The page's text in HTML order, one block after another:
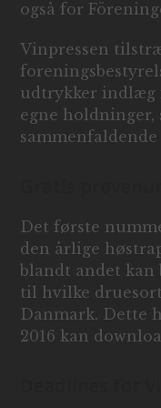
også for
Vinpressen
udtrykker indlæg
egne holdninger,
Det første
den årlige
blandt andet
til hvilke
Danmark. Dette
2016 kan